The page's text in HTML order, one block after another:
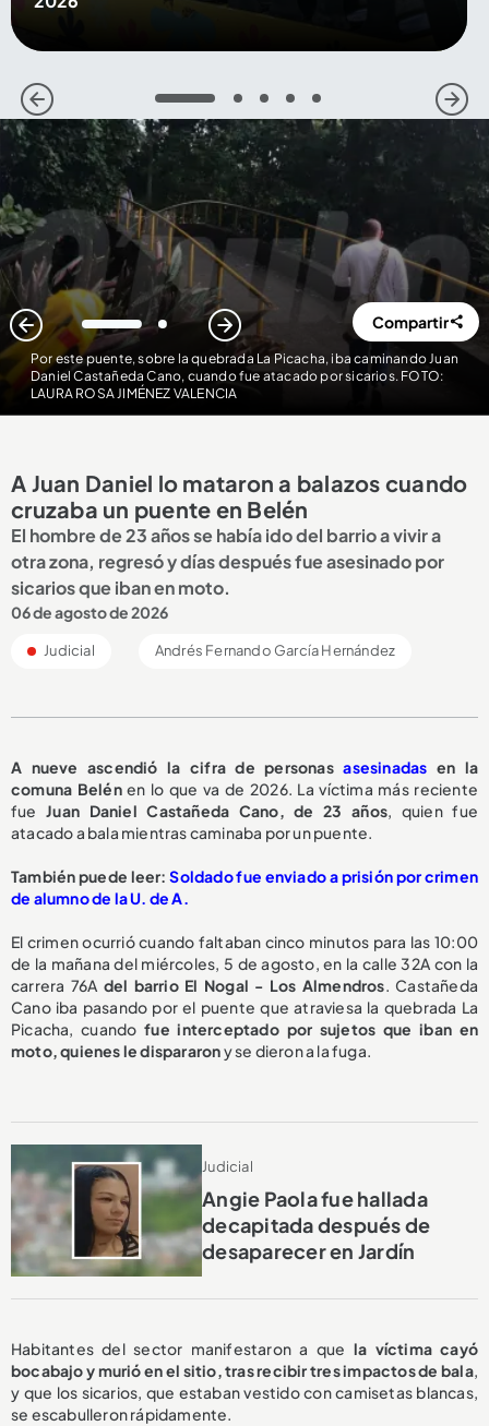
1 2 3 4 5
Por este puente, sobre la quebrada La Picacha, iba caminando Juan
Daniel Castañeda Cano, cuando fue atacado por sicarios. FOTO:
LAURA ROSA JIMÉNEZ VALENCIA
1 2 Compartir
A Juan Daniel lo mataron a balazos cuando
cruzaba un puente en Belén
El hombre de 23 años se había ido del barrio a vivir a
otra zona, regresó y días después fue asesinado por
sicarios que iban en moto.
06 de agosto de 2026
Judicial Andrés Fernando García Hernández
A nueve ascendió la cifra de personasasesinadas en la
comuna Belénen lo que va de 2026. La víctima más reciente
fueJuan Daniel Castañeda Cano, de 23 años, quien fue
atacado a bala mientras caminaba por un puente.
También puede leer:Soldado fue enviado a prisión por crimen
de alumno de la U. de A.
El crimen ocurrió cuando faltaban cinco minutos para las 10:00
de la mañana del miércoles, 5 de agosto, en la calle 32A con la
carrera 76A del barrio El Nogal - Los Almendros. Castañeda
Cano iba pasando por el puente que atraviesa la quebrada La
Picacha, cuandofue interceptado por sujetos que iban en
moto, quienes le dispararony se dieron a la fuga.
Judicial
Angie Paola fue hallada
decapitada después de
desaparecer en Jardín
Habitantes del sector manifestaron a que la víctima cayó
bocabajo y murió en el sitio, tras recibir tres impactos de bala,
y que los sicarios, que estaban vestido con camisetas blancas,
se escabulleron rápidamente.